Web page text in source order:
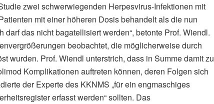
zwei schwerwiegenden Herpesvirus-Infektionen mit
mit einer höheren Dosis behandelt als die nun
das nicht bagatellisiert werden“, betonte Prof. Wiendl.
beobachtet, die möglicherweise durch
wurden. Prof. Wiendl unterstrich, dass in Summe damit zu
Komplikationen auftreten können, deren Folgen sich
der Experte des KKNMS „für ein engmaschiges
erfasst werden“ sollten. Das